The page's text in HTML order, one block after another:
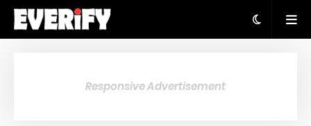
Responsive Advertisement